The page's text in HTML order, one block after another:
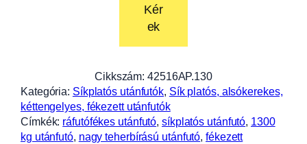
Kér
ek
Cikkszám: 42516AP.130
Kategória: Síkplatós utánfutók, Sík platós, alsókerekes,
kéttengelyes, fékezett utánfutók
Címkék: ráfutófékes utánfutó, síkplatós utánfutó, 1300
kg utánfutó, nagy teherbírású utánfutó, fékezett